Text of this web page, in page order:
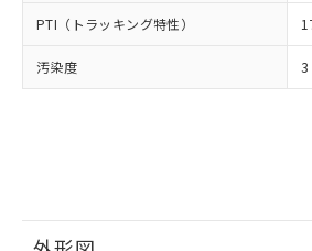
PTI（トラッキング特性）
汚染度 3
※当社の共同利用者とは
用者の範囲」に記載さ
EU RoHS指令（10物質）の非
51物質の非含有証明書（当社
※本証明書は発行日時点で非
るもので、過去に遡って非含